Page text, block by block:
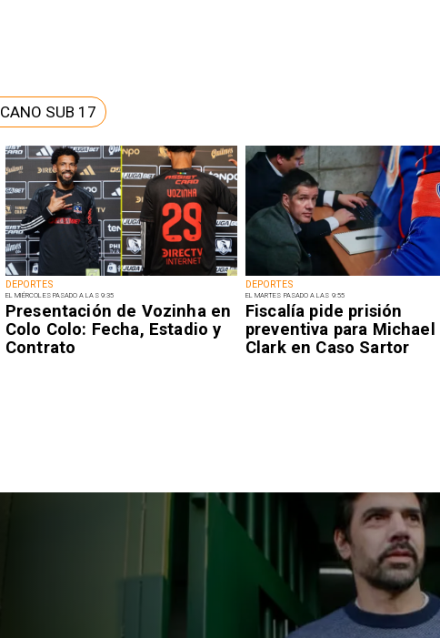
DEPORTES
EL MIÉRCOLES PASADO A LAS 9:35
Presentación de Vozinha en
Colo Colo: Fecha, Estadio y
Contrato
DEPORTES
EL MARTES PASADO A LAS 9:55
Fiscalía pide prisión
preventiva para Michael
Clark en Caso Sartor
SUB 17